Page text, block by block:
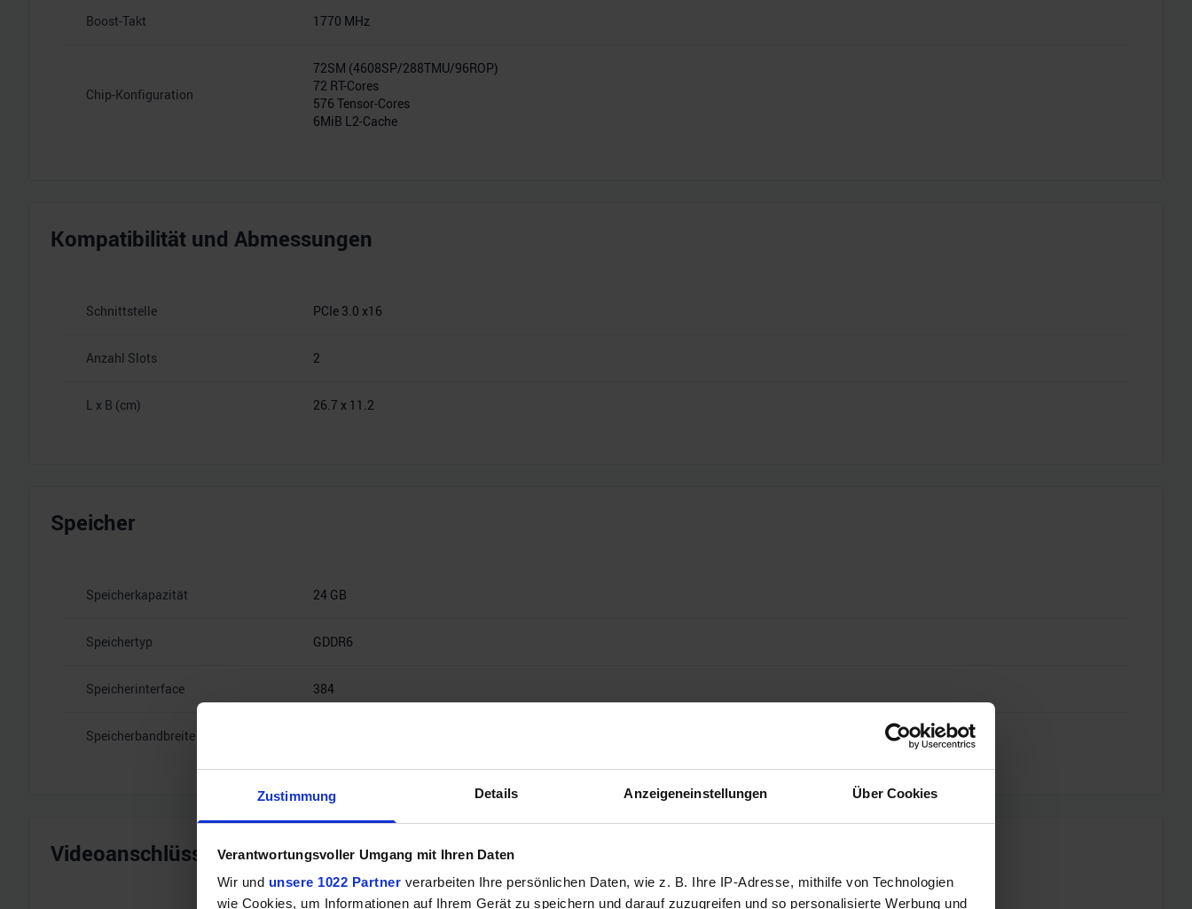
Zustimmung Details Anzeigeneinstellungen Über Cookies
Verantwortungsvoller Umgang mit Ihren Daten
Wir und unsere 1022 Partner verarbeiten Ihre persönlichen Daten, wie z. B. Ihre IP-Adresse, mithilfe von Technologien
wie Cookies, um Informationen auf Ihrem Gerät zu speichern und darauf zuzugreifen und so personalisierte Werbung und
Boost-Takt 1770 MHz
Chip-Konfiguration
72SM (4608SP/288TMU/96ROP)
72 RT-Cores
576 Tensor-Cores
6MiB L2-Cache
Kompatibilität und Abmessungen
Schnittstelle PCIe 3.0 x16
Anzahl Slots 2
L x B (cm) 26.7 x 11.2
Speicher
Speicherkapazität 24 GB
Speichertyp GDDR6
Speicherinterface 384
Speicherbandbreite
Videoanschlüsse